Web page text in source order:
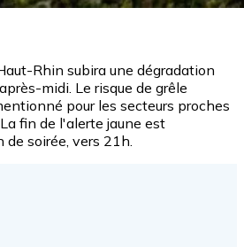
Rhin subira une dégradation
midi. Le risque de grêle
pour les secteurs proches
fin de l'alerte jaune est
de soirée, vers 21h.